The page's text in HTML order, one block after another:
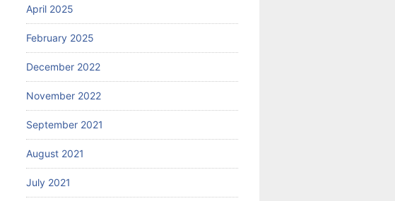
April 2025
February 2025
December 2022
November 2022
September 2021
August 2021
July 2021